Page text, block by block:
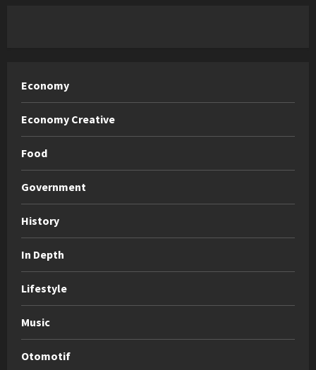
Economy
Economy Creative
Food
Government
History
In Depth
Lifestyle
Music
Otomotif